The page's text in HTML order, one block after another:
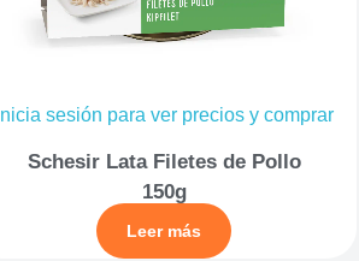
Inicia sesión para ver precios y comprar
Schesir Lata Filetes de Pollo
150g
Leer más